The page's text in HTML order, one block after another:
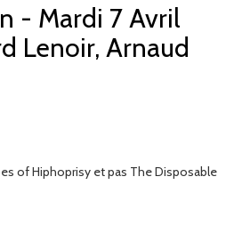
- Mardi 7 Avril
Lenoir, Arnaud
of Hiphoprisy et pas The Disposable